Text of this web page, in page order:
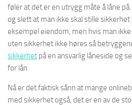
føler at det er en utrygg måte å låne
og slett at man ikke skal stille
eksempel eiendom, men hvis man
uten sikkerhet ikke høres så
sikkerhet på en ansvarlig låneside og
for lån.
Nå er det faktisk sånn at mange
med sikkerhet også, det er en av de